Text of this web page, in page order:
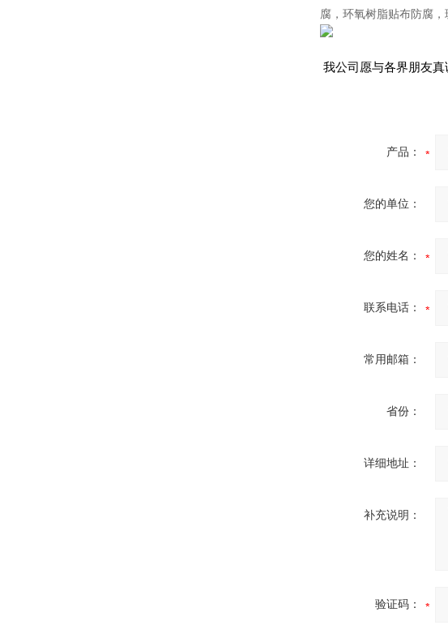
腐，环氧树脂贴布防腐
我公司愿与各界朋友真
产品：
您的单位：
您的姓名：
联系电话：
常用邮箱：
省份：
详细地址：
补充说明：
验证码：